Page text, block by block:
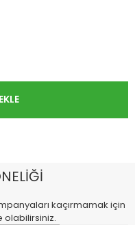
kaçırmamak için